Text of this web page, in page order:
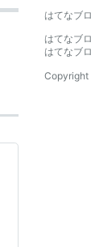
はてなブ
はてなブ
はてなブ
Copyright